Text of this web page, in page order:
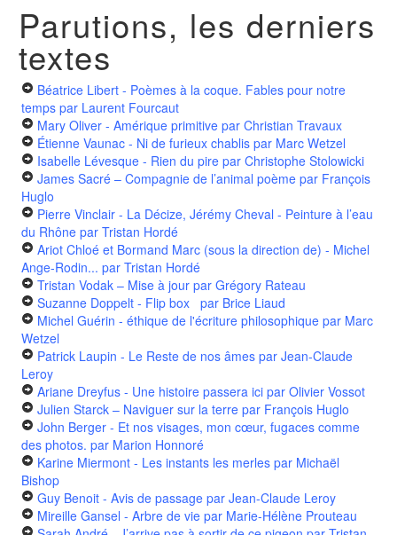
Parutions, les derniers
textes
Béatrice Libert - Poèmes à la coque. Fables pour notre
temps par Laurent Fourcaut
Mary Oliver - Amérique primitive par Christian Travaux
Étienne Vaunac - Ni de furieux chablis par Marc Wetzel
Isabelle Lévesque - Rien du pire par Christophe Stolowicki
James Sacré – Compagnie de l’animal poème par François
Huglo
Pierre Vinclair - La Décize, Jérémy Cheval - Peinture à l’eau
du Rhône par Tristan Hordé
Ariot Chloé et Bormand Marc (sous la direction de) - Michel
Ange-Rodin... par Tristan Hordé
Tristan Vodak – Mise à jour par Grégory Rateau
Suzanne Doppelt - Flip box par Brice Liaud
Michel Guérin - éthique de l'écriture philosophique par Marc
Wetzel
Patrick Laupin - Le Reste de nos âmes par Jean-Claude
Leroy
Ariane Dreyfus - Une histoire passera ici par Olivier Vossot
Julien Starck – Naviguer sur la terre par François Huglo
John Berger - Et nos visages, mon cœur, fugaces comme
des photos. par Marion Honnoré
Karine Miermont - Les instants les merles par Michaël
Bishop
Guy Benoit - Avis de passage par Jean-Claude Leroy
Mireille Gansel - Arbre de vie par Marie-Hélène Prouteau